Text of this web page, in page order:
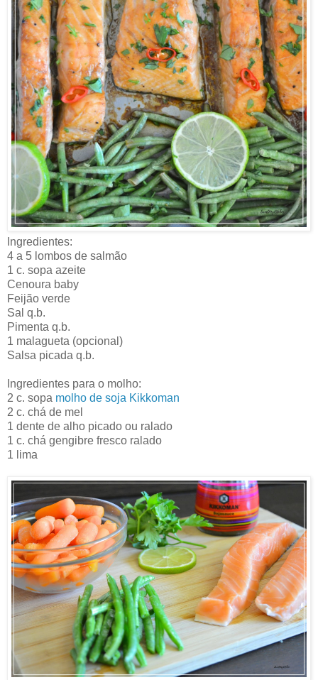
Ingredientes:
4 a 5 lombos de salmão
1 c. sopa azeite
Cenoura baby
Feijão verde
Sal q.b.
Pimenta q.b.
1 malagueta (opcional)
Salsa picada q.b.
Ingredientes para o molho:
2 c. sopa molho de soja Kikkoman
2 c. chá de mel
1 dente de alho picado ou ralado
1 c. chá gengibre fresco ralado
1 lima